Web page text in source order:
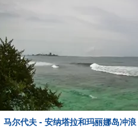
马尔代夫 - 安纳塔拉和玛丽娜岛冲浪